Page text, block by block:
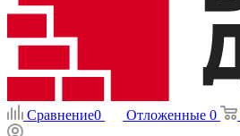
Сравнение0 Отложенные 0